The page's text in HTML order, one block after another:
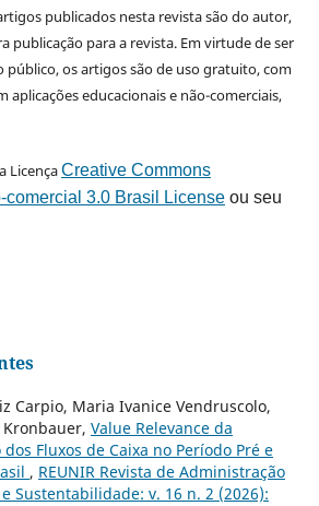
publicados nesta revista são do autor,
publicação para a revista. Em virtude de ser
público, os artigos são de uso gratuito, com
aplicações educacionais e não-comerciais,
LicençaCreative Commons
comercial 3.0 Brasil Licenseou seu
Carpio, Maria Ivanice Vendruscolo,
Value Relevance da
Fluxos de Caixa no Período Pré e
, REUNIR Revista de Administração
Sustentabilidade: v. 16 n. 2 (2026):